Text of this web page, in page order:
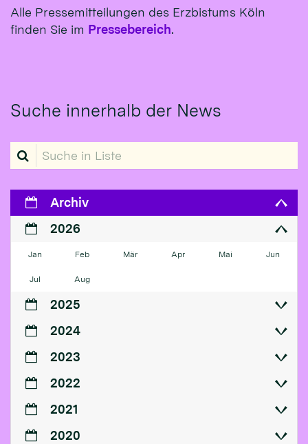
Alle Pressemitteilungen des Erzbistums Köln
finden Sie im Pressebereich.
Suche innerhalb der News
Suche in Liste
Archiv
2026
Jan Feb Mär Apr Mai Jun
Jul Aug
2025
2024
2023
2022
2021
2020